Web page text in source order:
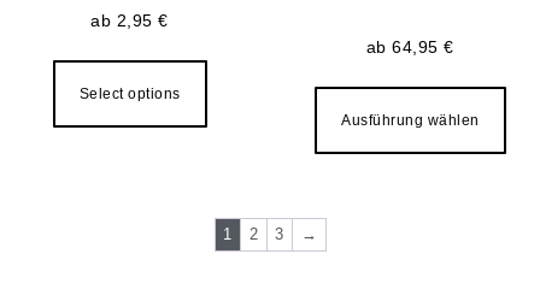
ab 2,95€
Select options
Dieses Produkt weist mehrere Varianten
ab64,95€
Ausführung wählen
1 2 3 →